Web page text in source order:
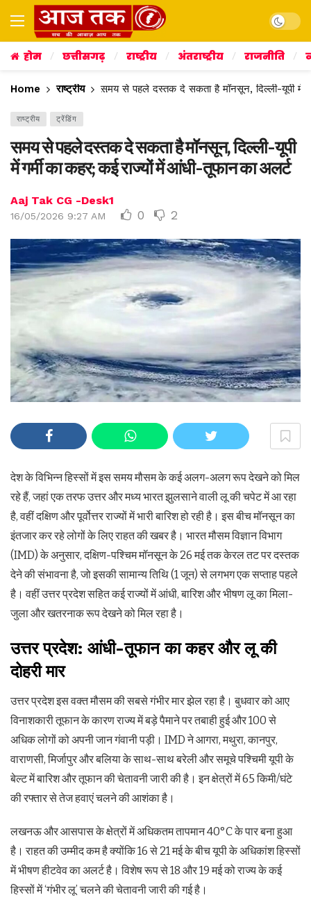
Dark
होम छत्तीसगढ़ राष्ट्रीय अंतराष्ट्रीय राजनीति
Home राष्ट्रीय समय से पहले दस्तक दे सकता है मॉनसून, दिल्ली-यूपी में
राष्ट्रीय ट्रेंडिंग
समय से पहले दस्तक दे सकता है मॉनसून, दिल्ली-यूपी
में गर्मी का कहर; कई राज्यों में आंधी-तूफान का अलर्ट
Aaj Tak CG -Desk1
16/05/2026 9:27 AM 0 2
देश के विभिन्न हिस्सों में इस समय मौसम के कई अलग-अलग रूप देखने को मिल
रहे हैं, जहां एक तरफ उत्तर और मध्य भारत झुलसाने वाली लू की चपेट में आ रहा
है, वहीं दक्षिण और पूर्वोत्तर राज्यों में भारी बारिश हो रही है। इस बीच मॉनसून का
इंतजार कर रहे लोगों के लिए राहत की खबर है। भारत मौसम विज्ञान विभाग
(IMD) के अनुसार, दक्षिण-पश्चिम मॉनसून के 26 मई तक केरल तट पर दस्तक
देने की संभावना है, जो इसकी सामान्य तिथि (1 जून) से लगभग एक सप्ताह पहले
है। वहीं उत्तर प्रदेश सहित कई राज्यों में आंधी, बारिश और भीषण लू का मिला-
जुला और खतरनाक रूप देखने को मिल रहा है।
उत्तर प्रदेश: आंधी-तूफान का कहर और लू की
दोहरी मार
उत्तर प्रदेश इस वक्त मौसम की सबसे गंभीर मार झेल रहा है। बुधवार को आए
विनाशकारी तूफान के कारण राज्य में बड़े पैमाने पर तबाही हुई और 100 से
अधिक लोगों को अपनी जान गंवानी पड़ी। IMD ने आगरा, मथुरा, कानपुर,
वाराणसी, मिर्जापुर और बलिया के साथ-साथ बरेली और समूचे पश्चिमी यूपी के
बेल्ट में बारिश और तूफान की चेतावनी जारी की है। इन क्षेत्रों में 65 किमी/घंटे
की रफ्तार से तेज हवाएं चलने की आशंका है।
लखनऊ और आसपास के क्षेत्रों में अधिकतम तापमान 40°C के पार बना हुआ
है। राहत की उम्मीद कम है क्योंकि 16 से 21 मई के बीच यूपी के अधिकांश हिस्सों
में भीषण हीटवेव का अलर्ट है। विशेष रूप से 18 और 19 मई को राज्य के कई
हिस्सों में ‘गंभीर लू’ चलने की चेतावनी जारी की गई है।